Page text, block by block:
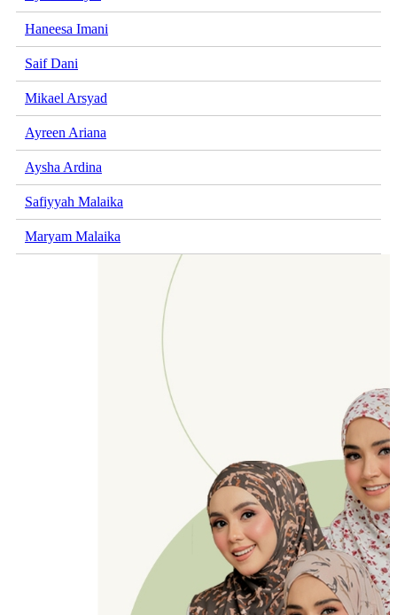
Haneesa Imani
Saif Dani
Mikael Arsyad
Ayreen Ariana
Aysha Ardina
Safiyyah Malaika
Maryam Malaika